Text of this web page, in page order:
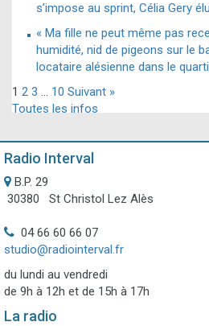
s’impose au sprint, Célia Gery
« Ma fille ne peut même pas
humidité, nid de pigeons sur le
locataire alésienne dans le
1 2 3 … 10 Suivant »
Toutes les infos
Radio Interval
B.P. 29
30380 St Christol Lez Alès
04 66 60 66 07
studio@radiointerval.fr
du lundi au vendredi
de 9h à 12h et de 15h à 17h
La radio